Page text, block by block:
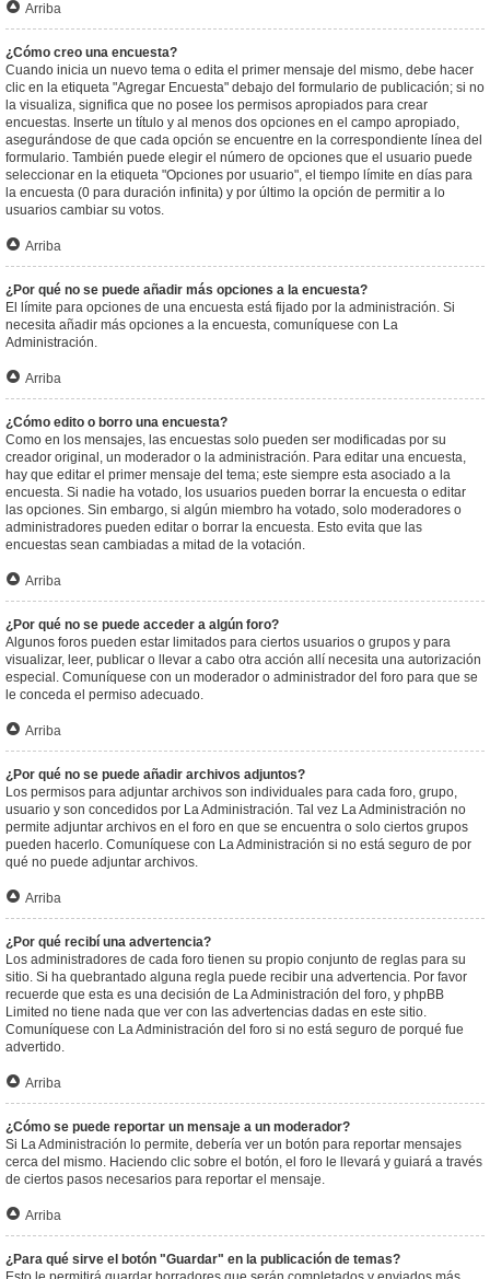
Arriba
¿Cómo creo una encuesta?
Cuando inicia un nuevo tema o edita el primer mensaje del mismo, debe hacer
clic en la etiqueta "Agregar Encuesta" debajo del formulario de publicación; si no
la visualiza, significa que no posee los permisos apropiados para crear
encuestas. Inserte un título y al menos dos opciones en el campo apropiado,
asegurándose de que cada opción se encuentre en la correspondiente línea del
formulario. También puede elegir el número de opciones que el usuario puede
seleccionar en la etiqueta "Opciones por usuario", el tiempo límite en días para
la encuesta (0 para duración infinita) y por último la opción de permitir a lo
usuarios cambiar su votos.
Arriba
¿Por qué no se puede añadir más opciones a la encuesta?
El límite para opciones de una encuesta está fijado por la administración. Si
necesita añadir más opciones a la encuesta, comuníquese con La
Administración.
Arriba
¿Cómo edito o borro una encuesta?
Como en los mensajes, las encuestas solo pueden ser modificadas por su
creador original, un moderador o la administración. Para editar una encuesta,
hay que editar el primer mensaje del tema; este siempre esta asociado a la
encuesta. Si nadie ha votado, los usuarios pueden borrar la encuesta o editar
las opciones. Sin embargo, si algún miembro ha votado, solo moderadores o
administradores pueden editar o borrar la encuesta. Esto evita que las
encuestas sean cambiadas a mitad de la votación.
Arriba
¿Por qué no se puede acceder a algún foro?
Algunos foros pueden estar limitados para ciertos usuarios o grupos y para
visualizar, leer, publicar o llevar a cabo otra acción allí necesita una autorización
especial. Comuníquese con un moderador o administrador del foro para que se
le conceda el permiso adecuado.
Arriba
¿Por qué no se puede añadir archivos adjuntos?
Los permisos para adjuntar archivos son individuales para cada foro, grupo,
usuario y son concedidos por La Administración. Tal vez La Administración no
permite adjuntar archivos en el foro en que se encuentra o solo ciertos grupos
pueden hacerlo. Comuníquese con La Administración si no está seguro de por
qué no puede adjuntar archivos.
Arriba
¿Por qué recibí una advertencia?
Los administradores de cada foro tienen su propio conjunto de reglas para su
sitio. Si ha quebrantado alguna regla puede recibir una advertencia. Por favor
recuerde que esta es una decisión de La Administración del foro, y phpBB
Limited no tiene nada que ver con las advertencias dadas en este sitio.
Comuníquese con La Administración del foro si no está seguro de porqué fue
advertido.
Arriba
¿Cómo se puede reportar un mensaje a un moderador?
Si La Administración lo permite, debería ver un botón para reportar mensajes
cerca del mismo. Haciendo clic sobre el botón, el foro le llevará y guiará a través
de ciertos pasos necesarios para reportar el mensaje.
Arriba
¿Para qué sirve el botón "Guardar" en la publicación de temas?